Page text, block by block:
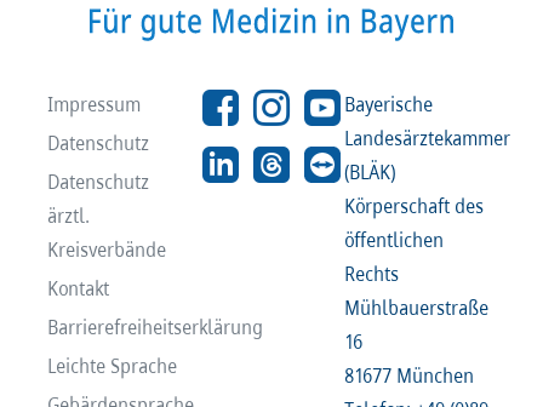
Impressum
Datenschutz
Datenschutz
ärztl.
Kreisverbände
Kontakt
Barrierefreiheitserklärung
Leichte Sprache
Bayerische
Landesärztekammer
(BLÄK)
Körperschaft des
öffentlichen
Rechts
Mühlbauerstraße
16
81677 München